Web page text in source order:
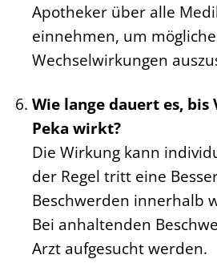
Apotheker über alle
einnehmen, um mögliche
Wechselwirkungen
Wie lange dauert es, bis
Peka wirkt?
Die Wirkung kann
der Regel tritt eine
Beschwerden innerhalb
Bei anhaltenden
Arzt aufgesucht werden.